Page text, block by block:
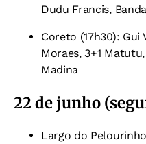
Dudu Francis,
Coreto (17h30): Gui
Moraes, 3+1
Madina
22 de junho
Largo do